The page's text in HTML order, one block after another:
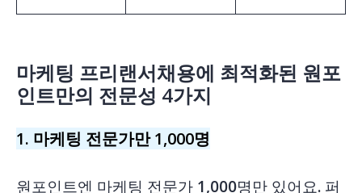
마케팅 프리랜서채용에 최적화된 원포
인트만의 전문성 4가지
1. 마케팅 전문가만 1,000명
원포인트엔 마케팅 전문가 1,000명만 있어요. 퍼